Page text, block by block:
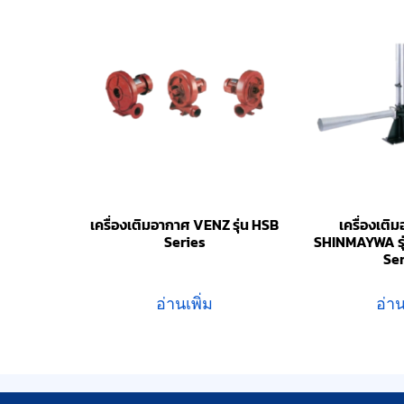
เครื่องเติมอากาศ VENZ รุ่น HSB
Series
อ่านเพิ่ม
เครื่องเติ
SHINMAYWA
อ่า